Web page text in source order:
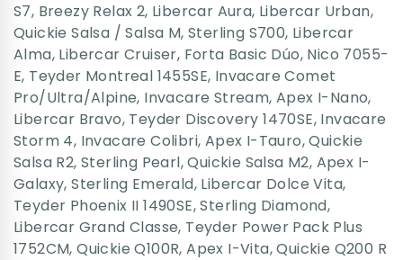
S7, Breezy Relax 2, Libercar Aura, Libercar Urban,
Quickie Salsa / Salsa M,Sterling S700, Libercar
Alma, Libercar Cruiser, Forta Basic Dúo, Nico 7055-
E, Teyder Montreal 1455SE, Invacare Comet
Pro/Ultra/Alpine, Invacare Stream,Apex I-Nano,
Libercar Bravo, Teyder Discovery 1470SE, Invacare
Storm 4, Invacare Colibri, Apex I-Tauro,Quickie
Salsa R2,Sterling Pearl,Quickie Salsa M2, Apex I-
Galaxy,Sterling Emerald, Libercar Dolce Vita,
Teyder Phoenix II 1490SE,Sterling Diamond,
Libercar Grand Classe, Teyder Power Pack Plus
1752CM,Quickie Q100R,Apex I-Vita,Quickie Q200 R